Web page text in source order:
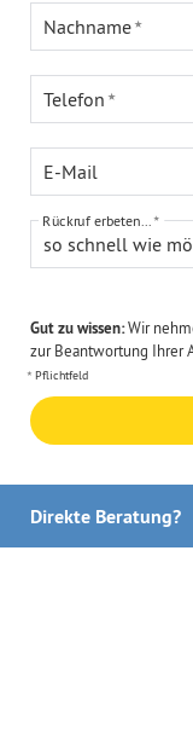
Nachname
Telefon
E-Mail
so schnell wie
Rückruf erbeten...
Gut zu wissen:Wir
zur Beantwortung Ihrer
Pflichtfeld
Direkte Beratung?